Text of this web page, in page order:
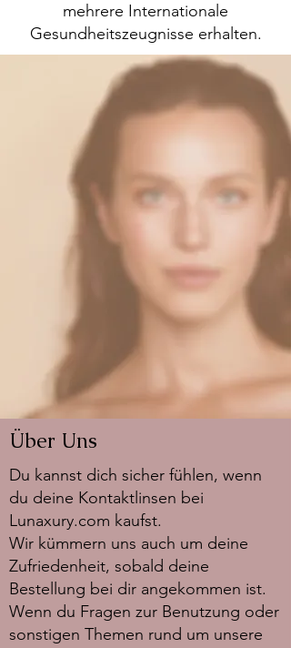
mehrere Internationale
Gesundheitszeugnisse erhalten.
Über Uns
Du kannst dich sicher fühlen, wenn
du deine Kontaktlinsen bei
Lunaxury.com kaufst.
Wir kümmern uns auch um deine
Zufriedenheit, sobald deine
Bestellung bei dir angekommen ist.
Wenn du Fragen zur Benutzung oder
sonstigen Themen rund um unsere